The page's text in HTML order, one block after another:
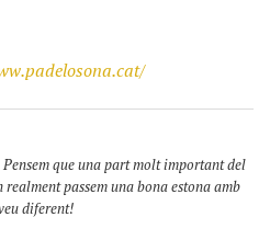
que una part molt important del
passem una bona estona amb
diferent!